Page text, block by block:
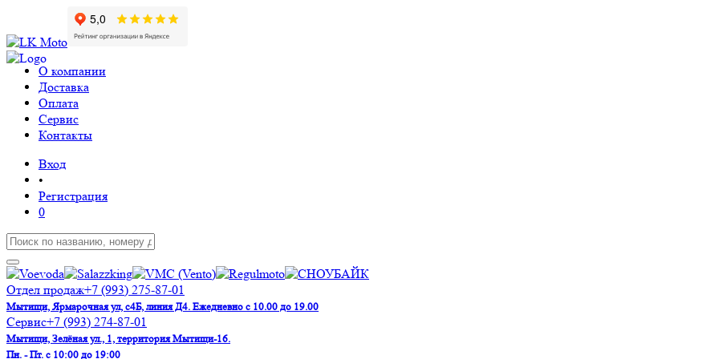
О компании
Доставка
Оплата
Сервис
Контакты
Вход
•
Регистрация
0
Отдел продаж+7 (993) 275-87-01
Мытищи, Ярмарочная ул, с4Б, линия Д4. Ежедневно с 10.00 до 19.00
Сервис+7 (993) 274-87-01
Мытищи, Зелёная ул., 1, территория Мытищи-16.
Пн. - Пт. с 10:00 до 19:00